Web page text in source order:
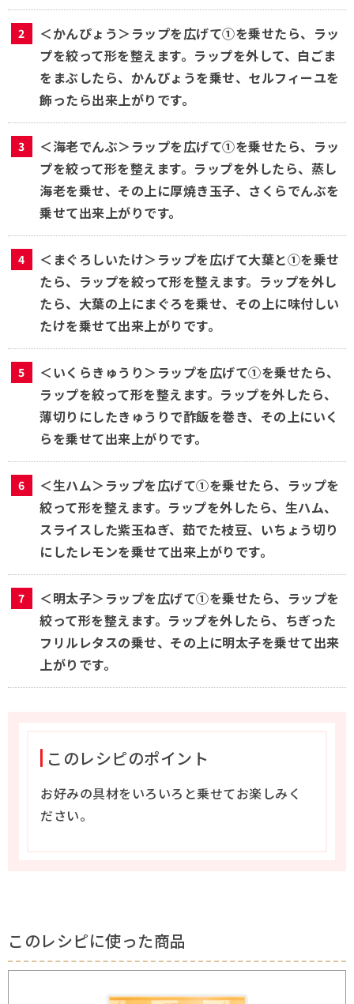
＜かんぴょう＞ラップを広げて①を乗せたら、ラッ
プを絞って形を整えます。ラップを外して、白ごま
をまぶしたら、かんぴょうを乗せ、セルフィーユを
飾ったら出来上がりです。
＜海老でんぶ＞ラップを広げて①を乗せたら、ラッ
プを絞って形を整えます。ラップを外したら、蒸し
海老を乗せ、その上に厚焼き玉子、さくらでんぶを
乗せて出来上がりです。
＜まぐろしいたけ＞ラップを広げて大葉と①を乗せ
たら、ラップを絞って形を整えます。ラップを外し
たら、大葉の上にまぐろを乗せ、その上に味付しい
たけを乗せて出来上がりです。
＜いくらきゅうり＞ラップを広げて①を乗せたら、
ラップを絞って形を整えます。ラップを外したら、
薄切りにしたきゅうりで酢飯を巻き、その上にいく
らを乗せて出来上がりです。
＜生ハム＞ラップを広げて①を乗せたら、ラップを
絞って形を整えます。ラップを外したら、生ハム、
スライスした紫玉ねぎ、茹でた枝豆、いちょう切り
にしたレモンを乗せて出来上がりです。
＜明太子＞ラップを広げて①を乗せたら、ラップを
絞って形を整えます。ラップを外したら、ちぎった
フリルレタスの乗せ、その上に明太子を乗せて出来
上がりです。
このレシピのポイント
お好みの具材をいろいろと乗せてお楽しみく
ださい。
このレシピに使った商品